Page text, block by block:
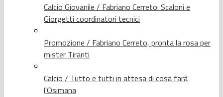
Calcio Giovanile / Fabriano Cerreto: Scaloni e
Giorgetti coordinatori tecnici
Promozione / Fabriano Cerreto, pronta la rosa per
mister Tiranti
Calcio / Tutto e tutti in attesa di cosa farà
l’Osimana